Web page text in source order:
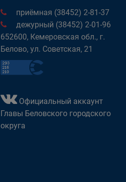
приёмная (38452) 2-81-37
дежурный (38452) 2-01-96
652600, Кемеровская обл., г.
Белово, ул. Советская, 21
Официальный аккаунт
Главы Беловского городского
округа